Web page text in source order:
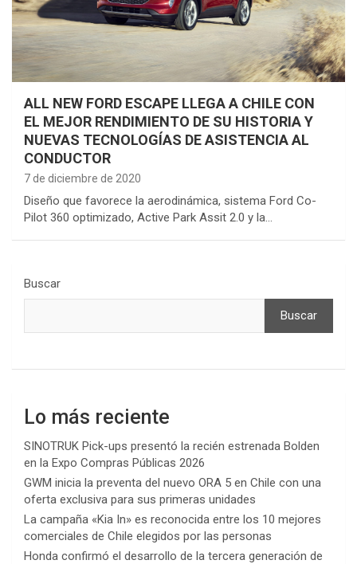
ALL NEW FORD ESCAPE LLEGA A CHILE CON
EL MEJOR RENDIMIENTO DE SU HISTORIA Y
NUEVAS TECNOLOGÍAS DE ASISTENCIA AL
CONDUCTOR
7 de diciembre de 2020
Diseño que favorece la aerodinámica, sistema Ford Co-
Pilot 360 optimizado, Active Park Assit 2.0 y la…
Buscar
Buscar
Lo más reciente
SINOTRUK Pick-ups presentó la recién estrenada Bolden
en la Expo Compras Públicas 2026
GWM inicia la preventa del nuevo ORA 5 en Chile con una
oferta exclusiva para sus primeras unidades
La campaña «Kia In» es reconocida entre los 10 mejores
comerciales de Chile elegidos por las personas
Honda confirmó el desarrollo de la tercera generación de